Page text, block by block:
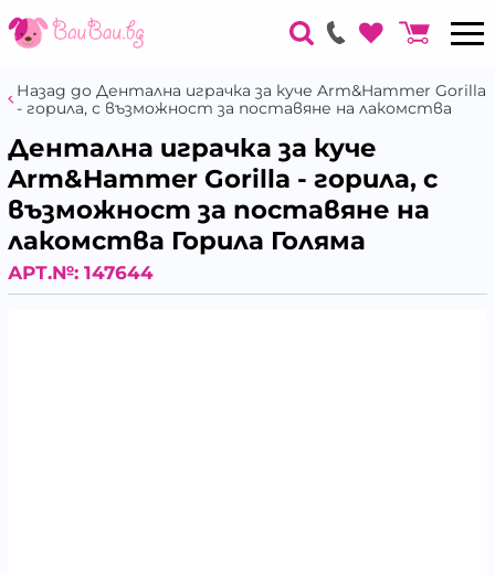
Назад до Дентална играчка за куче Arm&Hammer Gorilla
- горила, с възможност за поставяне на лакомства
Дентална играчка за куче
Arm&Hammer Gorilla - горила, с
възможност за поставяне на
лакомства Горила Голяма
АРТ.№: 147644